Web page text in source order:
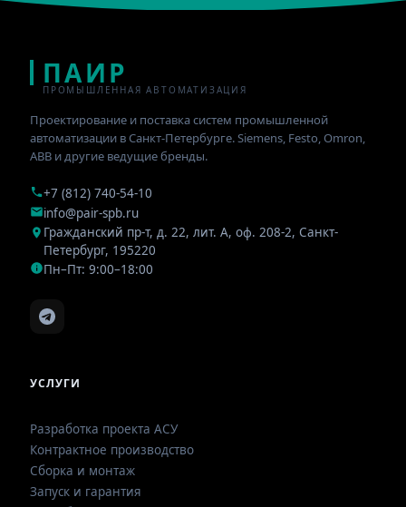
ПАИР
ПРОМЫШЛЕННАЯ АВТОМАТИЗАЦИЯ
Проектирование и поставка систем промышленной
автоматизации в Санкт-Петербурге. Siemens, Festo, Omron,
ABB и другие ведущие бренды.
+7 (812) 740-54-10
info@pair-spb.ru
Гражданский пр-т, д. 22, лит. А, оф. 208-2, Санкт-
Петербург, 195220
Пн–Пт: 9:00–18:00
УСЛУГИ
Разработка проекта АСУ
Контрактное производство
Сборка и монтаж
Запуск и гарантия